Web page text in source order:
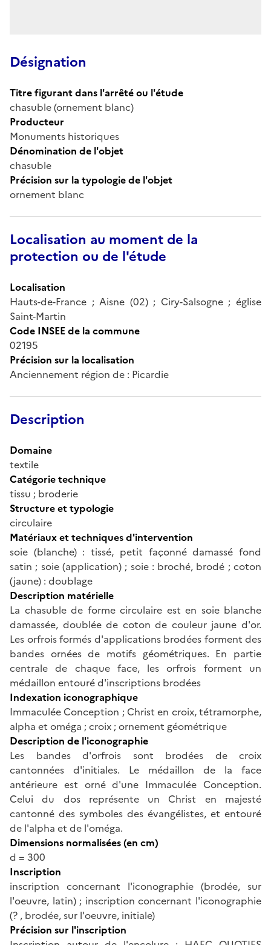
Désignation
Titre figurant dans l'arrêté ou l'étude
chasuble (ornement blanc)
Producteur
Monuments historiques
Dénomination de l'objet
chasuble
Précision sur la typologie de l'objet
ornement blanc
Localisation au moment de la
protection ou de l'étude
Localisation
Hauts-de-France ; Aisne (02) ; Ciry-Salsogne ; église
Saint-Martin
Code INSEE de la commune
02195
Précision sur la localisation
Anciennement région de : Picardie
Description
Domaine
textile
Catégorie technique
tissu ; broderie
Structure et typologie
circulaire
Matériaux et techniques d'intervention
soie (blanche) : tissé, petit façonné damassé fond
satin ; soie (application) ; soie : broché, brodé ; coton
(jaune) : doublage
Description matérielle
La chasuble de forme circulaire est en soie blanche
damassée, doublée de coton de couleur jaune d'or.
Les orfrois formés d'applications brodées forment des
bandes ornées de motifs géométriques. En partie
centrale de chaque face, les orfrois forment un
médaillon entouré d'inscriptions brodées
Indexation iconographique
Immaculée Conception ; Christ en croix, tétramorphe,
alpha et oméga ; croix ; ornement géométrique
Description de l'iconographie
Les bandes d'orfrois sont brodées de croix
cantonnées d'initiales. Le médaillon de la face
antérieure est orné d'une Immaculée Conception.
Celui du dos représente un Christ en majesté
cantonné des symboles des évangélistes, et entouré
de l'alpha et de l'oméga.
Dimensions normalisées (en cm)
d = 300
Inscription
inscription concernant l'iconographie (brodée, sur
l'oeuvre, latin) ; inscription concernant l'iconographie
(? , brodée, sur l'oeuvre, initiale)
Précision sur l'inscription